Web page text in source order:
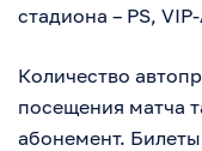
стадиона – PS,
Количество
посещения матча
абонемент.